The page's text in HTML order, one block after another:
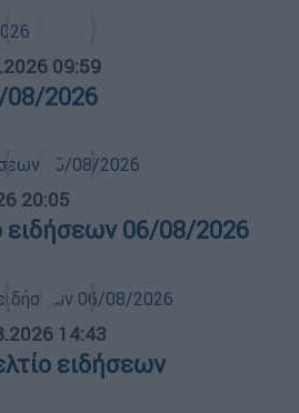
09:59
08/2026
20:05
ειδήσεων 06/08/2026
14:43
ειδήσεων